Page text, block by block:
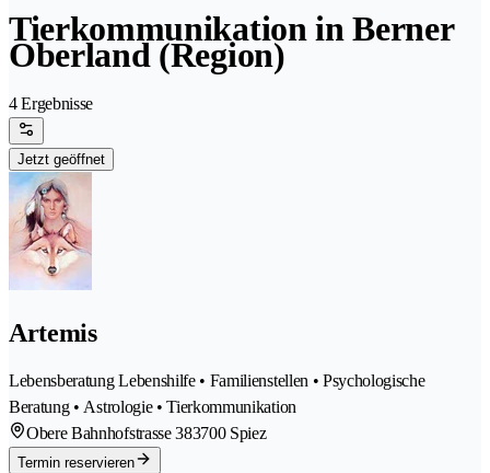
Tierkommunikation in Berner
Oberland (Region)
4 Ergebnisse
Jetzt geöffnet
Artemis
Lebensberatung Lebenshilfe • Familienstellen • Psychologische
Beratung • Astrologie • Tierkommunikation
Obere Bahnhofstrasse 383700 Spiez
Termin reservieren